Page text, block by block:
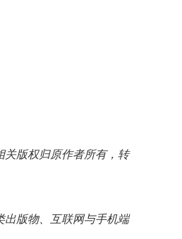
关版权归原作者所有，转
出版物、互联网与手机端